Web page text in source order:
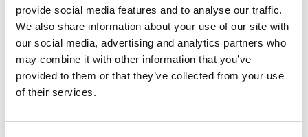
provide social media features and to analyse our traffic.
We also share information about your use of our site with
our social media, advertising and analytics partners who
may combine it with other information that you’ve
provided to them or that they’ve collected from your use
of their services.